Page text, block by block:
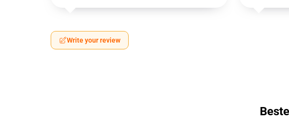
Write your review